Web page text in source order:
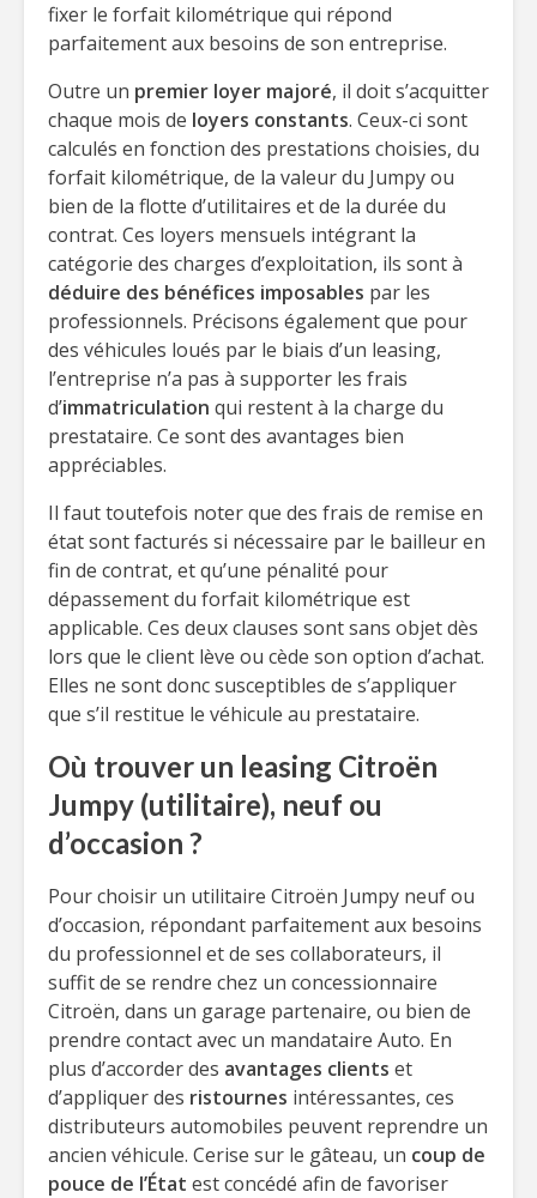
fixer le forfait kilométrique qui répond
parfaitement aux besoins de son entreprise.
Outre un premier loyer majoré, il doit s’acquitter
chaque mois de loyers constants. Ceux-ci sont
calculés en fonction des prestations choisies, du
forfait kilométrique, de la valeur du Jumpy ou
bien de la flotte d’utilitaires et de la durée du
contrat. Ces loyers mensuels intégrant la
catégorie des charges d’exploitation, ils sont à
déduire des bénéfices imposables par les
professionnels. Précisons également que pour
des véhicules loués par le biais d’un leasing,
l’entreprise n’a pas à supporter les frais
d’immatriculation qui restent à la charge du
prestataire. Ce sont des avantages bien
appréciables.
Il faut toutefois noter que des frais de remise en
état sont facturés si nécessaire par le bailleur en
fin de contrat, et qu’une pénalité pour
dépassement du forfait kilométrique est
applicable. Ces deux clauses sont sans objet dès
lors que le client lève ou cède son option d’achat.
Elles ne sont donc susceptibles de s’appliquer
que s’il restitue le véhicule au prestataire.
Où trouver un leasing Citroën
Jumpy (utilitaire), neuf ou
d’occasion ?
Pour choisir un utilitaire Citroën Jumpy neuf ou
d’occasion, répondant parfaitement aux besoins
du professionnel et de ses collaborateurs, il
suffit de se rendre chez un concessionnaire
Citroën, dans un garage partenaire, ou bien de
prendre contact avec un mandataire Auto. En
plus d’accorder des avantages clients et
d’appliquer des ristournes intéressantes, ces
distributeurs automobiles peuvent reprendre un
ancien véhicule. Cerise sur le gâteau, un coup de
pouce de l’État est concédé afin de favoriser